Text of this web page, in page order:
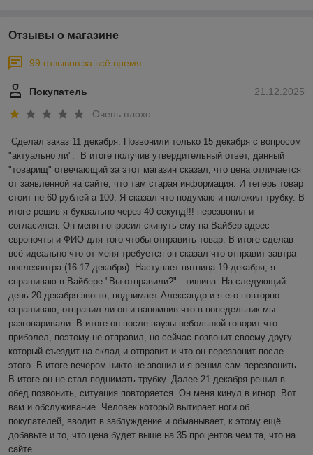
Отзывы о магазине
99 отзывов за всё время
21.12.2025
Покупатель
Очень плохо
Сделал заказ 11 декабря. Позвонили только 15 декабря с вопросом
"актуально ли".  В итоге получив утвердительный ответ, данный
"товарищ" отвечающий за этот магазин сказал, что цена отличается
от заявленной на сайте, что там старая информация. И теперь товар
стоит не 60 рублей а 100. Я сказал что подумаю и положил трубку. В
итоге решив я буквально через 40 секунд!!! перезвонил и
согласился. Он меня попросил скинуть ему на Вайбер адрес
европочты и ФИО для того чтобы отправить товар. В итоге сделав
всё идеально что от меня требуется он сказал что отправит завтра
послезавтра (16-17 декабря). Наступает пятница 19 декабря, я
спрашиваю в Вайбере "Вы отправили?"...тишина. На следующий
день 20 декабря звоню, поднимает Александр и я его повторно
спрашиваю, отправил ли он и напомнив что в понедельник мы
разговаривали. В итоге он после паузы небольшой говорит что
приболел, поэтому не отправил, но сейчас позвонит своему другу
который съездит на склад и отправит и что он перезвонит после
этого. В итоге вечером никто не звонил и я решил сам перезвонить.
В итоге он не стал поднимать трубку. Далее 21 декабря решил в
обед позвонить, ситуация повторяется. Он меня кинул в игнор. Вот
вам и обслуживание. Человек который вытирает ноги об
покупателей, вводит в заблуждение и обманывает, к этому ещё
добавьте и то, что цена будет выше на 35 процентов чем та, что на
сайте.